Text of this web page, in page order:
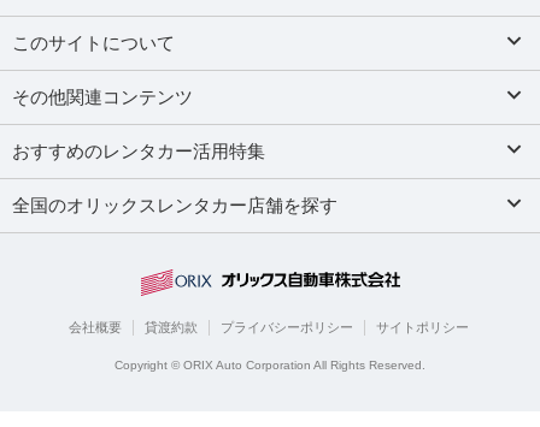
このサイトについて
その他関連コンテンツ
おすすめのレンタカー活用特集
全国のオリックスレンタカー店舗を探す
会社概要 貸渡約款 プライバシーポリシー サイトポリシー
Copyright © ORIX Auto Corporation All Rights Reserved.